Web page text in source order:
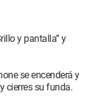
y pantalla” y
se encenderá y
cierres su funda.